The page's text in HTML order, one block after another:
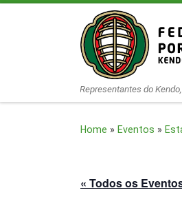
Skip to content
Representantes do
Home » Eventos »
« Todos os